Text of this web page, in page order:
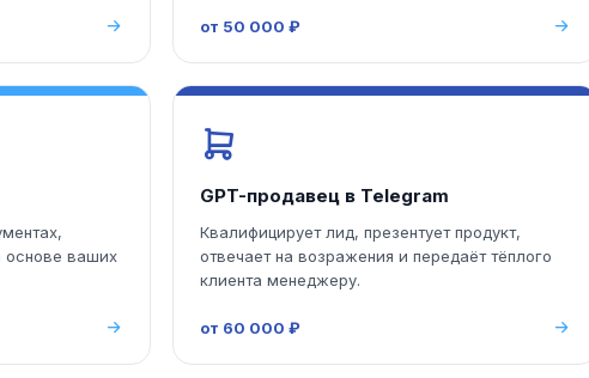
от 50 000 ₽
основе ваших
GPT-продавец в Telegram
Квалифицирует лид, презентует продукт,
отвечает на возражения и передаёт тёплого
клиента менеджеру.
от 60 000 ₽